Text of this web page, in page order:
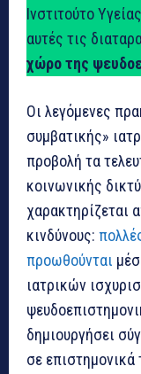
Ινστιτούτο
αυτές τις
χώρο της
Οι λεγόμενες
συμβατικής»
προβολή τα
κοινωνικής
χαρακτηρίζεται
κινδύνους:
προωθούνται
ιατρικών
δημιουργήσει
σε επιστημονικά